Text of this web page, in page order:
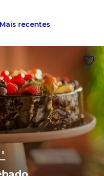
Mais recentes